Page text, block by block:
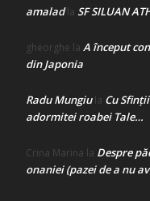
amaladla SF SILUAN
gheorghe la A început
din Japonia
Radu Mungiula Cu
adormitei roabei Tale…
Crina Marina la Despre
onaniei (pazei de a nu